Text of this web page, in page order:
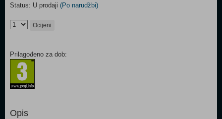
Status: U prodaji (Po narudžbi)
Ocijeni
Prilagođeno za dob:
Opis